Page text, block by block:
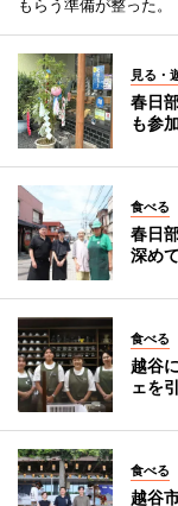
もらう準備が整った。
見る・
春日
も参
食べる
春日
深め
食べる
越谷
ェを
食べる
越谷